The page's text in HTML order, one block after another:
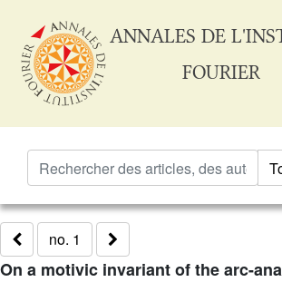
ANNALES DE
FOURIER
no. 1
On a motivic invariant of the arc-